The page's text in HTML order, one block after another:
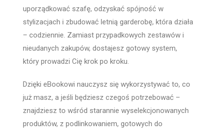
uporządkować szafę, odzyskać spójność w
stylizacjach i zbudować letnią garderobę, która działa
– codziennie. Zamiast przypadkowych zestawów i
nieudanych zakupów, dostajesz gotowy system,
który prowadzi Cię krok po kroku.
Dzięki eBookowi nauczysz się wykorzystywać to, co
już masz, a jeśli będziesz czegoś potrzebować –
znajdziesz to wśród starannie wyselekcjonowanych
produktów, z podlinkowaniem, gotowych do